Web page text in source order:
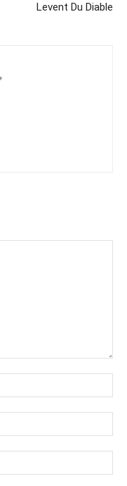
Levent Du Diable